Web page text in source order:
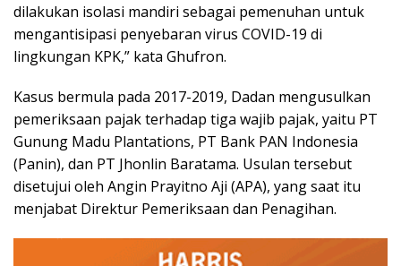
dilakukan isolasi mandiri sebagai pemenuhan untuk
mengantisipasi penyebaran virus COVID-19 di
lingkungan KPK,” kata Ghufron.
Kasus bermula pada 2017-2019, Dadan mengusulkan
pemeriksaan pajak terhadap tiga wajib pajak, yaitu PT
Gunung Madu Plantations, PT Bank PAN Indonesia
(Panin), dan PT Jhonlin Baratama. Usulan tersebut
disetujui oleh Angin Prayitno Aji (APA), yang saat itu
menjabat Direktur Pemeriksaan dan Penagihan.